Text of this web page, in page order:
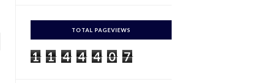
r
TOTAL PAGEVIEWS
1 1 4 4 4 0 7